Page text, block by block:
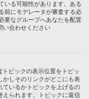
いる可能性があります。ある
前にモデレータが審査する必
要なグループへあなたを配置
い合わせください
トピックの表示位置をトピッ
かしそのリンクがどこにも表
ているかトピックを上げるの
えられます。トピックに返信